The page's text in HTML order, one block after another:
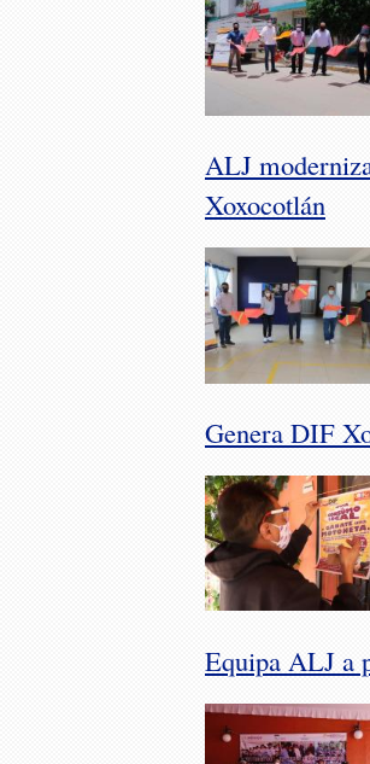
ALJ
Xoxocotlán
Genera DIF
Equipa ALJ a